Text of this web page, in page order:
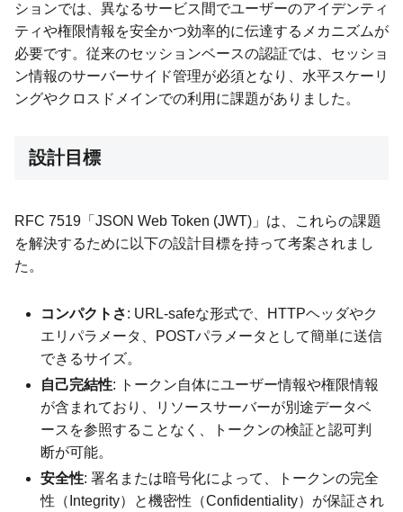
ションでは、異なるサービス間でユーザーのアイデンティ
ティや権限情報を安全かつ効率的に伝達するメカニズムが
必要です。従来のセッションベースの認証では、セッショ
ン情報のサーバーサイド管理が必須となり、水平スケーリ
ングやクロスドメインでの利用に課題がありました。
設計目標
RFC 7519「JSON Web Token (JWT)」は、これらの課題
を解決するために以下の設計目標を持って考案されまし
た。
コンパクトさ: URL-safeな形式で、HTTPヘッダやク
エリパラメータ、POSTパラメータとして簡単に送信
できるサイズ。
自己完結性: トークン自体にユーザー情報や権限情報
が含まれており、リソースサーバーが別途データベ
ースを参照することなく、トークンの検証と認可判
断が可能。
安全性: 署名または暗号化によって、トークンの完全
性（Integrity）と機密性（Confidentiality）が保証され